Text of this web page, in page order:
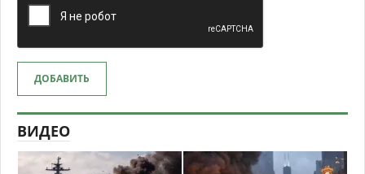
ДОБАВИТЬ
ВИДЕО